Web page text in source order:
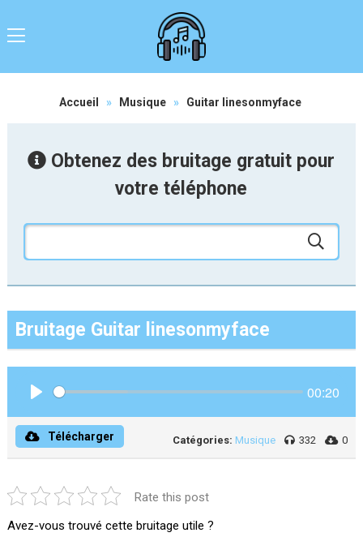
Accueil » Musique » Guitar linesonmyface
Obtenez des bruitage gratuit pour
votre téléphone
Bruitage Guitar linesonmyface
00:20
Télécharger Catégories: Musique 332 0
Rate this post
Avez-vous trouvé cette bruitage utile ?